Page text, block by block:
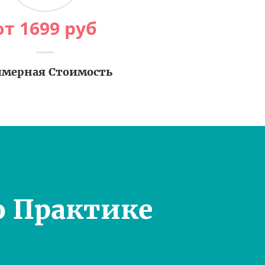
1699 руб
Стоимость
Практике